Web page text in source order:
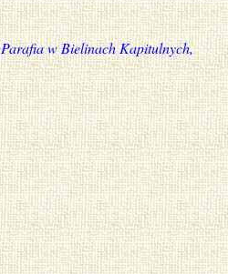
w Bielinach Kapitulnych,